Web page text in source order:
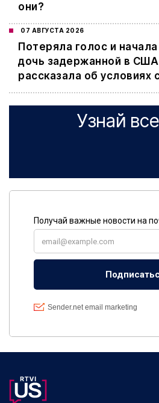
они?
07 АВГУСТА 2026
Потеряла голос и
дочь задержанной в США
рассказала об условиях
Узнай